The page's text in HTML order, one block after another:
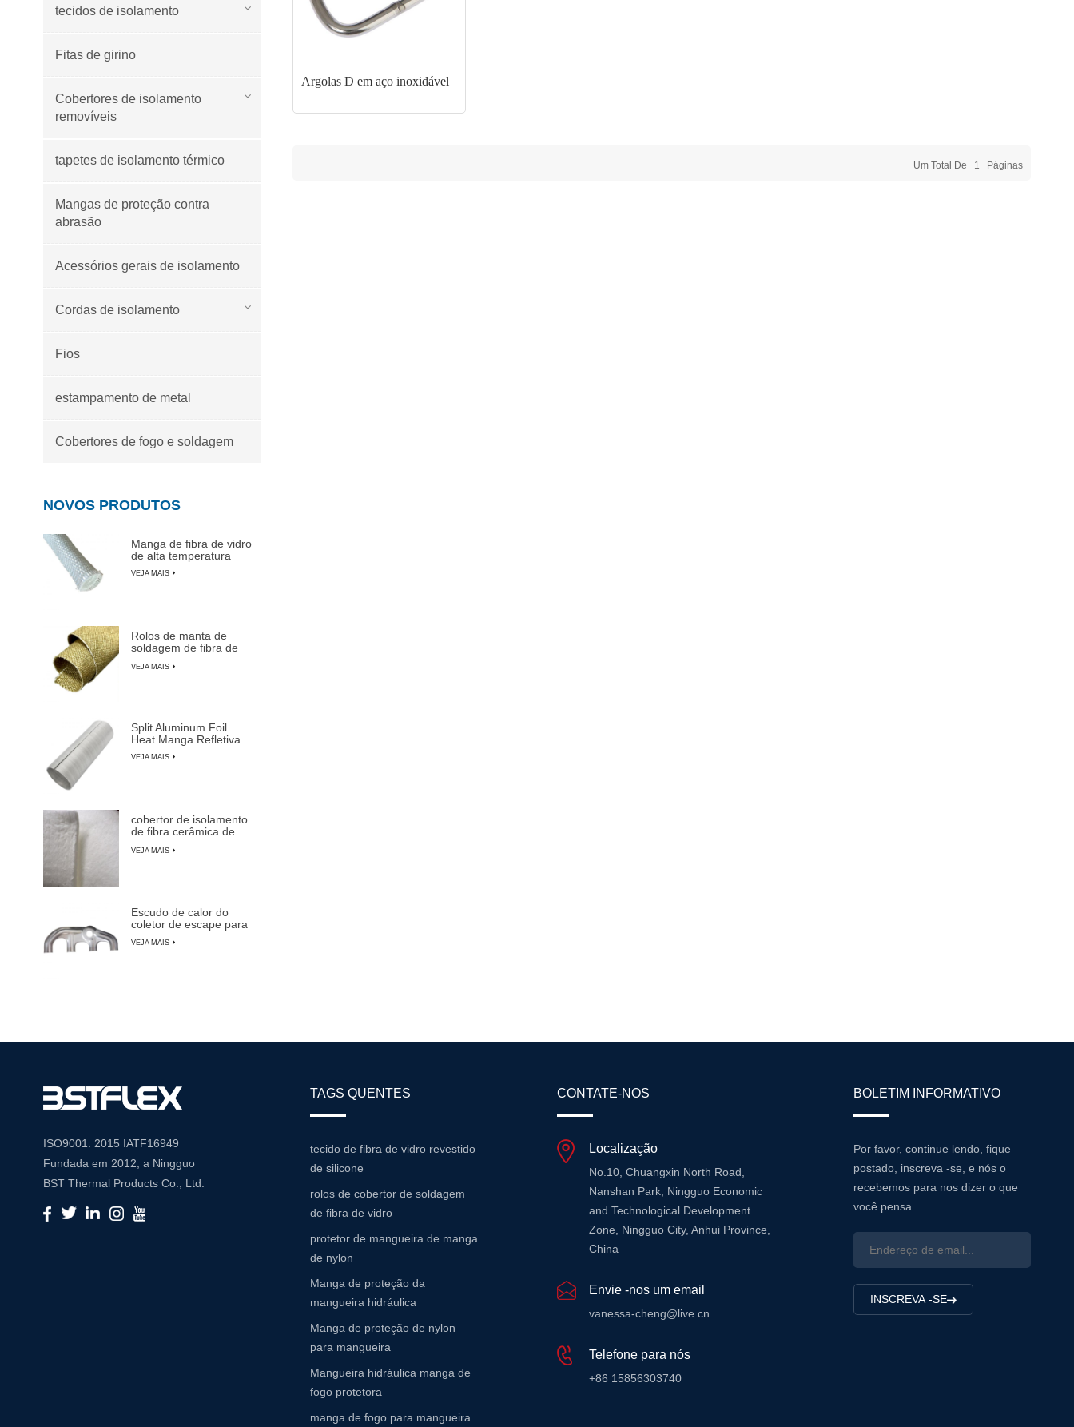
Argolas D em aço inoxidável
Um Total De 1 Páginas
tecidos de isolamento
Fitas de girino
Cobertores de isolamento
removíveis
tapetes de isolamento térmico
Mangas de proteção contra
abrasão
Acessórios gerais de isolamento
Cordas de isolamento
Fios
estampamento de metal
Cobertores de fogo e soldagem
NOVOS PRODUTOS
Manga de fibra de vidro
de alta temperatura
VEJA MAIS
Rolos de manta de
soldagem de fibra de
vermiculita
VEJA MAIS
Split Aluminum Foil
Heat Manga Refletiva
VEJA MAIS
cobertor de isolamento
de fibra cerâmica de
VEJA MAIS
Escudo de calor do
coletor de escape para
SUVs
VEJA MAIS
ISO9001: 2015 IATF16949
Fundada em 2012, a Ningguo
BST Thermal Products Co., Ltd.
é um fabricante líder
especializado em soluções
TAGS QUENTES
tecido de fibra de vidro revestido
de silicone
rolos de cobertor de soldagem
de fibra de vidro
protetor de mangueira de manga
de nylon
Manga de proteção da
mangueira hidráulica
Manga de proteção de nylon
para mangueira
Mangueira hidráulica manga de
fogo protetora
manga de fogo para mangueira
CONTATE-NOS
Localização
No.10, Chuangxin North Road,
Nanshan Park, Ningguo Economic
and Technological Development
Zone, Ningguo City, Anhui Province,
China
Envie -nos um email
vanessa-cheng@live.cn
Telefone para nós
+86 15856303740
BOLETIM INFORMATIVO
Por favor, continue lendo, fique
postado, inscreva -se, e nós o
recebemos para nos dizer o que
você pensa.
INSCREVA -SE